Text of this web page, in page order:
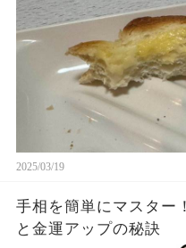
2025/03/19
手相を簡単にマスター
と金運アップの秘訣